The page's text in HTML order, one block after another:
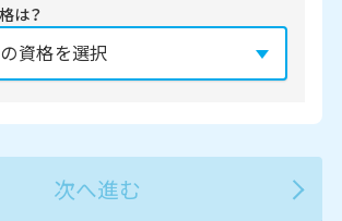
は？
2028年 2029年 3月